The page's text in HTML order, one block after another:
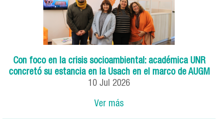
Con foco en la crisis socioambiental: académica UNR
concretó su estancia en la Usach en el marco de AUGM
10 Jul 2026
Ver más